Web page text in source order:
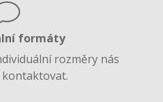
formáty
rozměry nás